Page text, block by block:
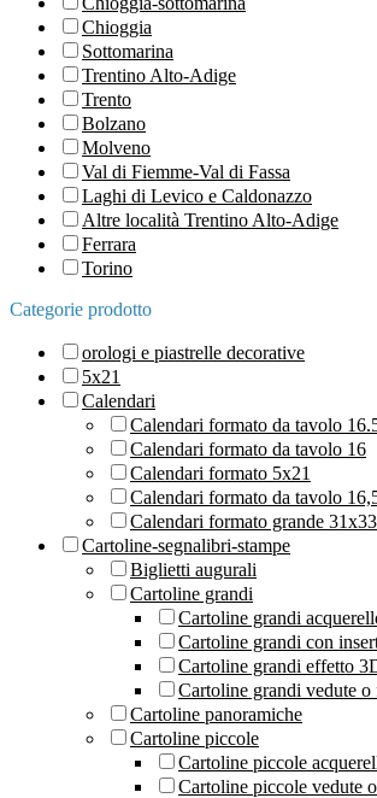
Chioggia
Sottomarina
Trentino Alto-Adige
Trento
Bolzano
Molveno
Val di Fiemme-Val di Fassa
Laghi di Levico e Caldonazzo
Altre località Trentino Alto-Adige
Ferrara
Torino
Categorie prodotto
orologi e piastrelle decorative
5x21
Calendari
Calendari formato da tavolo
Calendari formato da tavolo 16
Calendari formato 5x21
Calendari formato da tavolo
Calendari formato grande 31x33
Cartoline-segnalibri-stampe
Biglietti augurali
Cartoline grandi
Cartoline grandi
Cartoline grandi con
Cartoline grandi effetto
Cartoline grandi vedute o
Cartoline panoramiche
Cartoline piccole
Cartoline piccole
Cartoline piccole vedute